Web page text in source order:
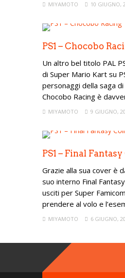
MIYAMOTO 10 GIUGNO,
PS1 – Chocobo
Un altro bel titolo PAL
di Super Mario Kart su
personaggi della saga
Chocobo Racing è
MIYAMOTO 9 GIUGNO,
PS1 – Final
Grazie alla sua cover è
suo interno Final
usciti per Super
prendere al volo e
MIYAMOTO 6 GIUGNO,